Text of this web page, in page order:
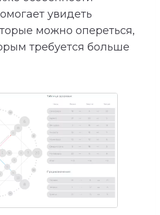
увидеть
можно опереться,
требуется больше